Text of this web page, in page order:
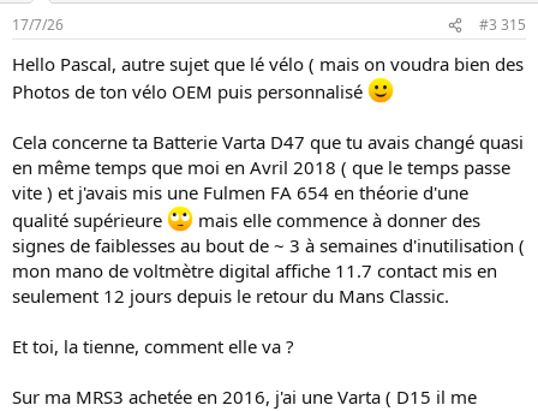
17/7/26 #3 315
Hello Pascal, autre sujet que lé vélo ( mais on voudra bien des
Photos de ton vélo OEM puis personnalisé
Cela concerne ta Batterie Varta D47 que tu avais changé quasi
en même temps que moi en Avril 2018 ( que le temps passe
vite ) et j'avais mis une Fulmen FA 654 en théorie d'une
qualité supérieure
mais elle commence à donner des
signes de faiblesses au bout de ~ 3 à semaines d'inutilisation (
mon mano de voltmètre digital affiche 11.7 contact mis en
seulement 12 jours depuis le retour du Mans Classic.
Et toi, la tienne, comment elle va ?
Sur ma MRS3 achetée en 2016, j'ai une Varta ( D15 il me